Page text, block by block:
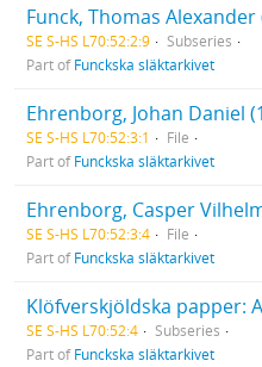
SE S-HS L70:52:2:9
Subseries
Part ofFunckska släktarkivet
SE S-HS L70:52:3:1
File
Part ofFunckska släktarkivet
SE S-HS L70:52:3:4
File
Part ofFunckska släktarkivet
SE S-HS L70:52:4
Subseries
Part ofFunckska släktarkivet